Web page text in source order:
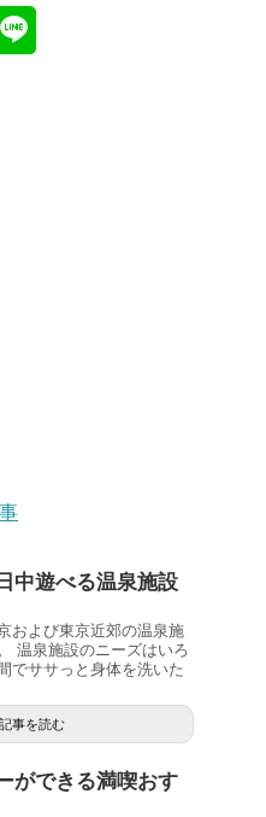
中遊べる温泉施設
および東京近郊の温泉施
温泉施設のニーズはいろ
でササっと身体を洗いた
記事を読む
ができる満喫おす